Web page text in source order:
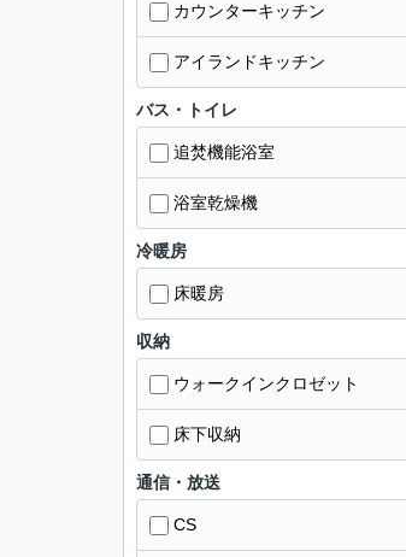
カウンターキッチン
アイランドキッチン
バス・トイレ
追焚機能浴室
浴室乾燥機
冷暖房
床暖房
収納
ウォークインクロゼット
床下収納
通信・放送
CS